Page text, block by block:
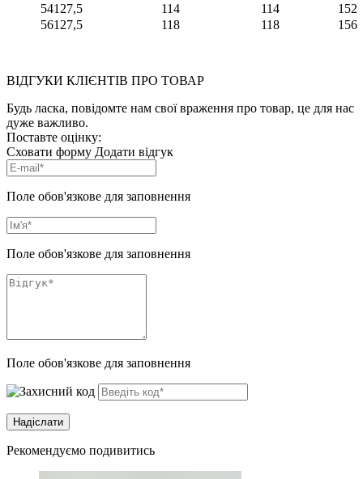
54127,5 114 114
152
56127,5 118 118 156
ВІДГУКИ КЛІЄНТІВ ПРО ТОВАР
Будь ласка, повідомте нам свої враження про товар, це для нас
дуже важливо.
Поставте оцінку:
Сховати форму Додати відгук
Поле обов'язкове для заповнення
Поле обов'язкове для заповнення
Поле обов'язкове для заповнення
Рекомендуємо подивитись